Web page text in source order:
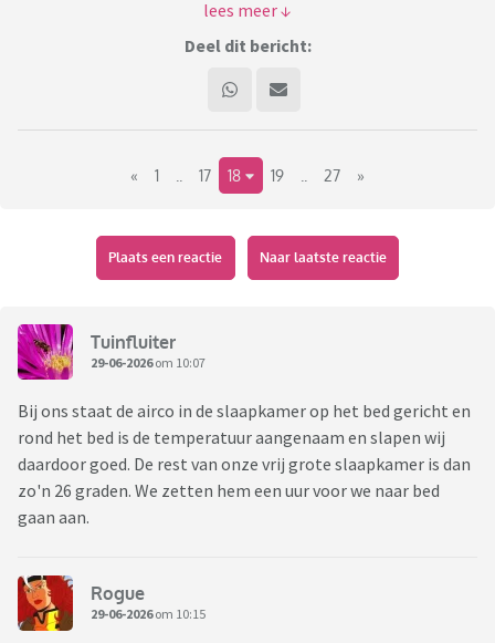
Hittekoepel + superhittegolf op komst. Vanaf 12 uur code
Ik was benieuwd of er in Nederland hitterecords gaan
Graag provincie ( of woonplaats ) erbij zetten.
Deel dit bericht:
« 1 17 18 19 27 »
Plaats een reactie Naar laatste reactie
Tuinfluiter
29-06-2026om 10:07
Bij ons staat de airco in de slaapkamer op het bed gericht en
rond het bed is de temperatuur aangenaam en slapen wij
daardoor goed. De rest van onze vrij grote slaapkamer is dan
zo'n 26 graden. We zetten hem een uur voor we naar bed
gaan aan.
Rogue
29-06-2026om 10:15